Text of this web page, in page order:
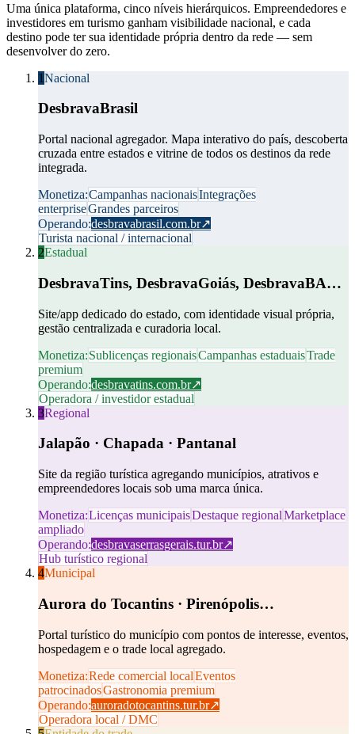
Uma única plataforma, cinco níveis hierárquicos. Empreendedores e
investidores em turismo ganham visibilidade nacional, e cada
destino pode ter sua identidade própria dentro da rede — sem
desenvolver do zero.
1Nacional
DesbravaBrasil
Portal nacional agregador. Mapa interativo do país, descoberta
cruzada entre estados e vitrine de todos os destinos da rede
integrada.
Monetiza:Campanhas nacionaisIntegrações
enterpriseGrandes parceiros
Operando:desbravabrasil.com.br↗
Turista nacional / internacional
2Estadual
DesbravaTins, DesbravaGoiás, DesbravaBA…
Site/app dedicado do estado, com identidade visual própria,
gestão centralizada e curadoria local.
Monetiza:Sublicenças regionaisCampanhas estaduaisTrade
premium
Operando:desbravatins.com.br↗
Operadora / investidor estadual
3Regional
Jalapão · Chapada · Pantanal
Site da região turística agregando municípios, atrativos e
empreendedores locais sob uma marca única.
Monetiza:Licenças municipaisDestaque regionalMarketplace
ampliado
Operando:desbravaserrasgerais.tur.br↗
Hub turístico regional
4Municipal
Aurora do Tocantins · Pirenópolis…
Portal turístico do município com pontos de interesse, eventos,
hospedagem e o trade local agregado.
Monetiza:Rede comercial localEventos
patrocinadosGastronomia premium
Operando:auroradotocantins.tur.br↗
Operadora local / DMC